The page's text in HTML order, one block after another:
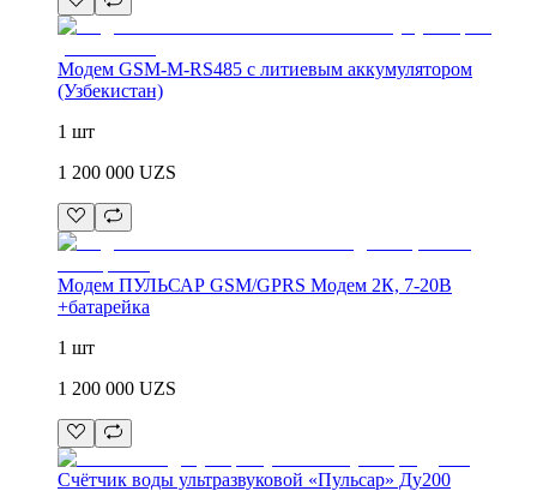
Модем GSM-M-RS485 с литиевым аккумулятором
(Узбекистан)
1 шт
1 200 000 UZS
Модем ПУЛЬСАР GSM/GPRS Модем 2К, 7-20В
+батарейка
1 шт
1 200 000 UZS
Счётчик воды ультразвуковой «Пульсар» Ду200